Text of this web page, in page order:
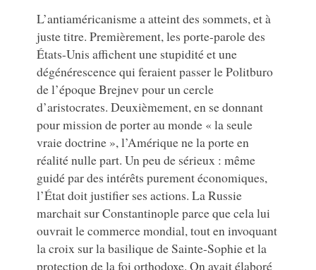
L’antiaméricanisme a atteint des sommets, et à
juste titre. Premièrement, les porte-parole des
États-Unis affichent une stupidité et une
dégénérescence qui feraient passer le Politburo
de l’époque Brejnev pour un cercle
d’aristocrates. Deuxièmement, en se donnant
pour mission de porter au monde « la seule
vraie doctrine », l’Amérique ne la porte en
réalité nulle part. Un peu de sérieux : même
guidé par des intérêts purement économiques,
l’État doit justifier ses actions. La Russie
marchait sur Constantinople parce que cela lui
ouvrait le commerce mondial, tout en invoquant
la croix sur la basilique de Sainte-Sophie et la
protection de la foi orthodoxe. On avait élaboré